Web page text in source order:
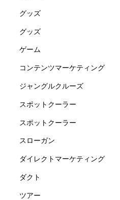
グッズ
グッズ
ゲーム
コンテンツマーケティング
ジャングルクルーズ
スポットクーラー
スポットクーラー
スローガン
ダイレクトマーケティング
ダクト
ツアー